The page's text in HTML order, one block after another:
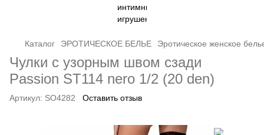
Каталог ЭРОТИЧЕСКОЕ БЕЛЬЕ Эротическое женское
Чулки с узорным швом сзади
Passion ST114 nero 1/2 (20 den)
Артикул: SO4282 Оставить отзыв